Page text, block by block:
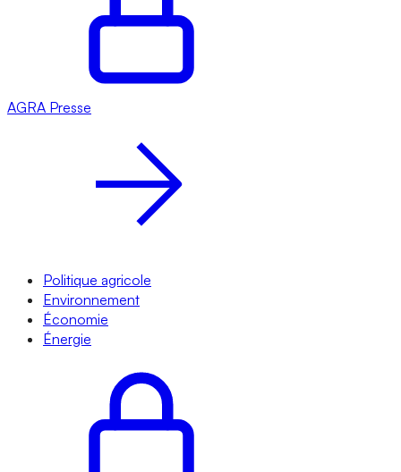
AGRA Presse
Politique agricole
Environnement
Économie
Énergie